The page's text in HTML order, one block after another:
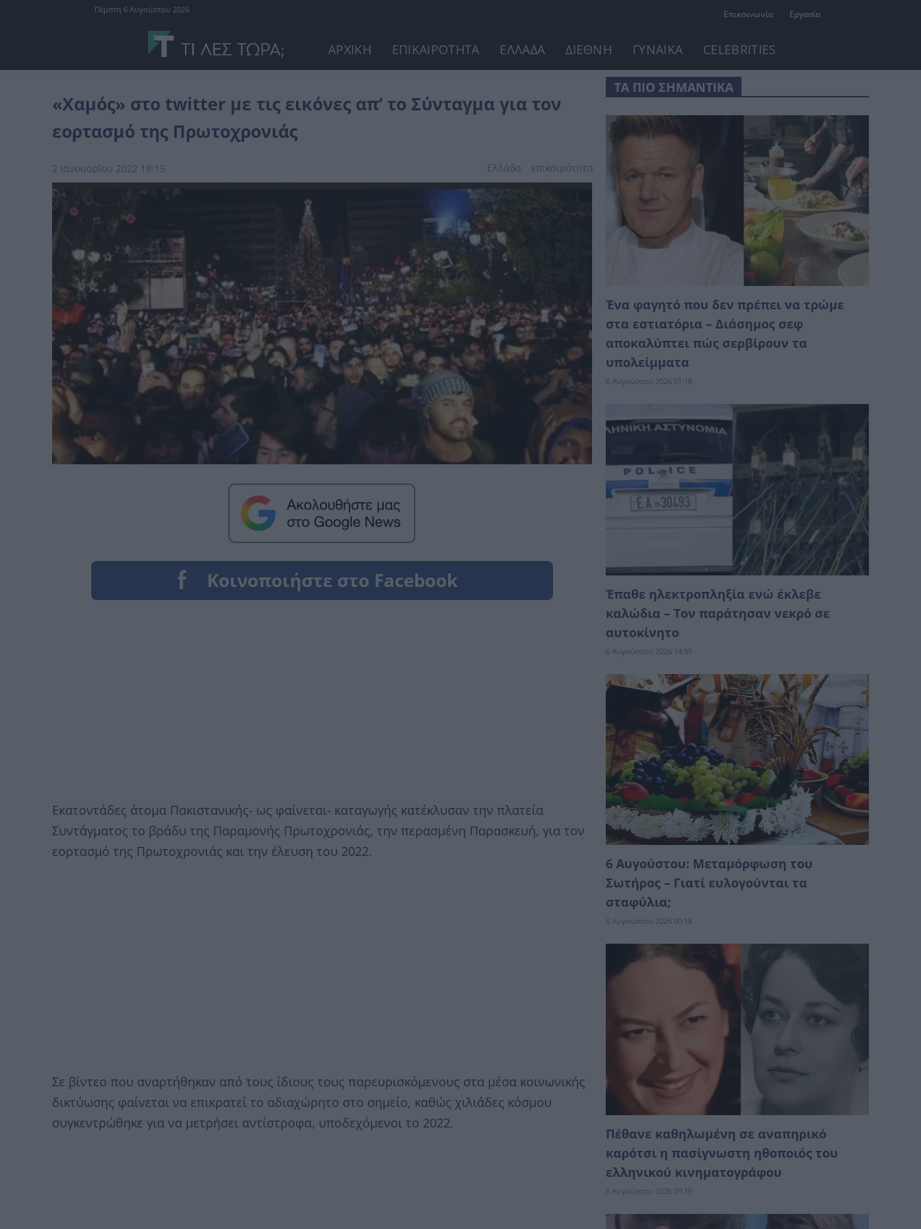
Επικοινωνία Εργασία
Πέμπτη 6 Αυγούστου 2026
ΑΡΧΙΚΗ ΕΠΙΚΑΙΡΟΤΗΤΑ ΕΛΛΑΔΑ ΔΙΕΘΝΗ ΓΥΝΑΙΚΑ CELEBRITIES
«Χαμός» στο twitter με τις εικόνες απ’ το Σύνταγμα για τον
εορτασμό της Πρωτοχρονιάς
2 Ιανουαρίου 2022 18:15 Ελλάδα επικαιpότnτα
Εκατοντάδες άτομα Πακιστανικής- ως φαίνεται- καταγωγής κατέκλυσαν την πλατεία
Συντάγματος το βράδυ της Παραμονής Πρωτοχρονιάς, την περασμένη Παρασκευή, για τον
εορτασμό της Πρωτοχρονιάς και την έλευση του 2022.
Σε βίντεο που αναρτήθηκαν από τους ίδιους τους παρευρισκόμενους στα μέσα κοινωνικής
δικτύωσης φαίνεται να επικρατεί το αδιαχώρητο στο σημείο, καθώς χιλιάδες κόσμου
συγκεντρώθηκε για να μετρήσει αντίστροφα, υποδεχόμενοι το 2022.
ΤΑ ΠΙΟ ΣΗΜΑΝΤΙΚΑ
Ένα φαγητό που δεν πρέπει να τρώμε
στα εστιατόρια – Διάσημος σεφ
αποκαλύπτει πώς σερβίρουν τα
υπολείμματα
6 Αυγούστου 2026 01:18
Έπαθε ηλεκτροπληξία ενώ έκλεβε
καλώδια – Τον παράτησαν νεκρό σε
αυτοκίνητο
6 Αυγούστου 2026 14:55
6 Αυγούστου: Μεταμόρφωση του
Σωτήρος – Γιατί ευλογούνται τα
σταφύλια;
6 Αυγούστου 2026 00:18
Πέθανε καθηλωμένη σε αναπηρικό
καρότσι η πασίγνωστη ηθοποιός του
ελληνικού κινηματογράφου
6 Αυγούστου 2026 09:19